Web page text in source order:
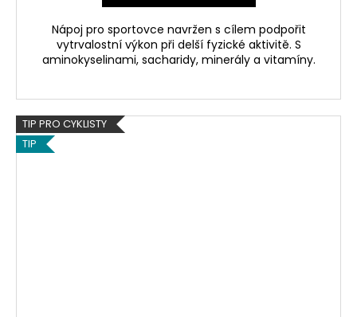
Nápoj pro sportovce navržen s cílem podpořit
vytrvalostní výkon při delší fyzické aktivitě. S
aminokyselinami, sacharidy, minerály a vitamíny.
TIP PRO CYKLISTY
TIP